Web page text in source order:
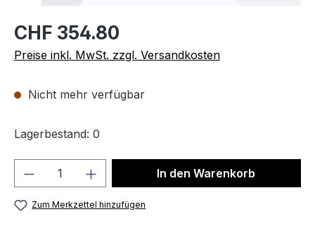
CHF 354.80
Preise inkl. MwSt. zzgl. Versandkosten
Nicht mehr verfügbar
Lagerbestand: 0
Produkt Anzahl: Gib denIn den Warenkorb
Zum Merkzettel hinzufügen